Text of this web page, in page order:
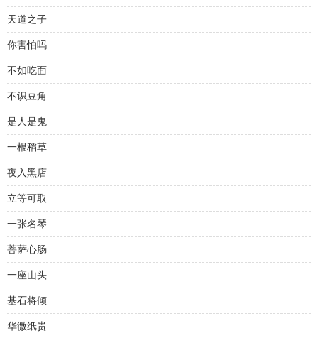
天道之子
你害怕吗
不如吃面
不识豆角
是人是鬼
一根稻草
夜入黑店
立等可取
一张名琴
菩萨心肠
一座山头
基石将倾
华微纸贵